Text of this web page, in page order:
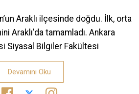
Araklı ilçesinde doğdu. İlk, orta
Araklı'da tamamladı. Ankara
Siyasal Bilgiler Fakültesi
Devamını Oku